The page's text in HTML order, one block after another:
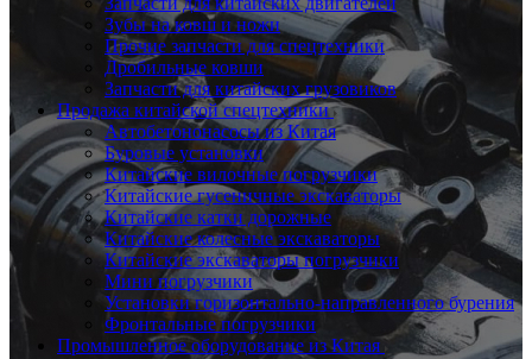
Зубы на ковш и ножи
Прочие запчасти для спецтехники
Дробильные ковши
Запчасти для китайских грузовиков
Продажа китайской спецтехники
Автобетононасосы из Китая
Буровые установки
Китайские вилочные погрузчики
Китайские гусеничные экскаваторы
Китайские катки дорожные
Китайские колесные экскаваторы
Китайские экскаваторы погрузчики
Мини погрузчики
Установки горизонтально-направленного бурения
Фронтальные погрузчики
Промышленное оборудование из Китая